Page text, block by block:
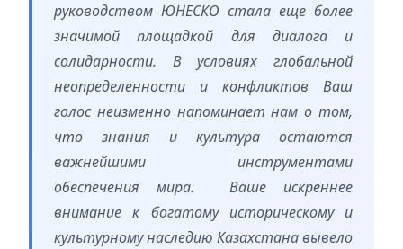
руководством ЮНЕСКО стала еще более
значимой площадкой для диалога и
солидарности. В условиях глобальной
неопределенности и конфликтов Ваш
голос неизменно напоминает нам о том,
что знания и культура остаются
важнейшими инструментами
обеспечения мира. Ваше искреннее
внимание к богатому историческому и
культурному наследию Казахстана вывело